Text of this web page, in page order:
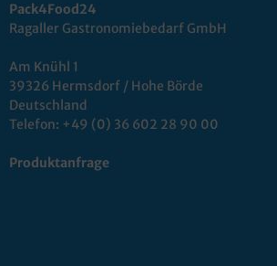
Pack4Food24
Ragaller Gastronomiebedarf GmbH
Am Knühl 1
39326 Hermsdorf / Hohe Börde
Deutschland
Telefon: +49 (0) 36 602 28 90 00
Produktanfrage